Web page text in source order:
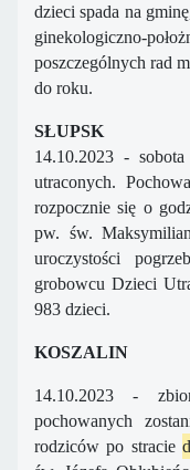
dzieci spada na
ginekologiczno-
poszczególnych rad
do roku.
SŁUPSK
14.10.2023 -
utraconych.
rozpocznie się o
pw. św.
uroczystości
grobowcu Dzieci
983 dzieci.
KOSZALIN
14.10.2023 -
pochowanych
rodziców po stracie